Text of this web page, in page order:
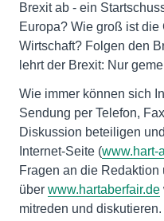
Brexit ab - ein
Europa? Wie groß ist
Wirtschaft? Folgen den
lehrt der Brexit: Nur
Wie immer können sich
Sendung per Telefon,
Diskussion beteiligen
Internet-Seite (www.hart-
Fragen an die
über www.hartaberfair.de
mitreden und